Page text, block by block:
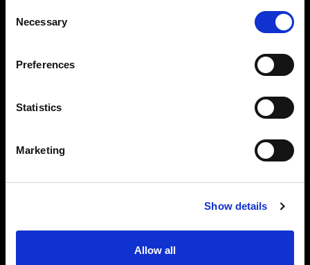
Selection
Necessary
Preferences
Statistics
Marketing
Show details
Allow all
nuestras soluciones para fotografía en plano